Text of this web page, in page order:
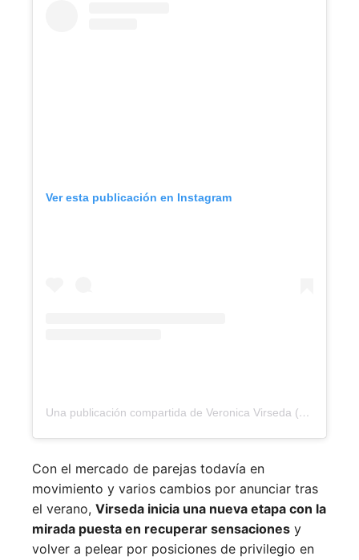
Ver esta publicación en Instagram
Una publicación compartida de Veronica Virseda (@verovirseda)
Con el mercado de parejas todavía en
movimiento y varios cambios por anunciar tras
el verano, Virseda inicia una nueva etapa con la
mirada puesta en recuperar sensaciones y
volver a pelear por posiciones de privilegio en